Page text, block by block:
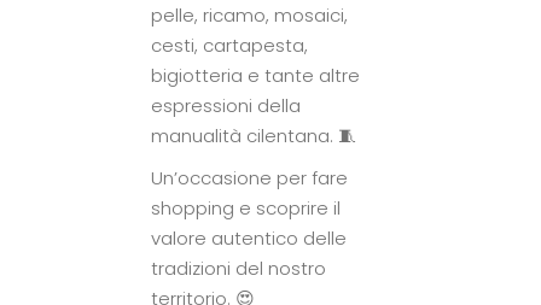
pelle, ricamo, mosaici,
cesti, cartapesta,
bigiotteria e tante altre
espressioni della
manualità cilentana. 🧵
Un’occasione per fare
shopping e scoprire il
valore autentico delle
tradizioni del nostro
territorio. 😍